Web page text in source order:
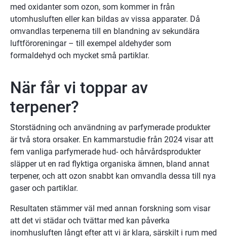
med oxidanter som ozon, som kommer in från
utomhusluften eller kan bildas av vissa apparater. Då
omvandlas terpenerna till en blandning av sekundära
luftföroreningar – till exempel aldehyder som
formaldehyd och mycket små partiklar.
När får vi toppar av
terpener?
Storstädning och användning av parfymerade produkter
är två stora orsaker. En kammarstudie från 2024 visar att
fem vanliga parfymerade hud- och hårvårdsprodukter
släpper ut en rad flyktiga organiska ämnen, bland annat
terpener, och att ozon snabbt kan omvandla dessa till nya
gaser och partiklar.
Resultaten stämmer väl med annan forskning som visar
att det vi städar och tvättar med kan påverka
inomhusluften långt efter att vi är klara, särskilt i rum med